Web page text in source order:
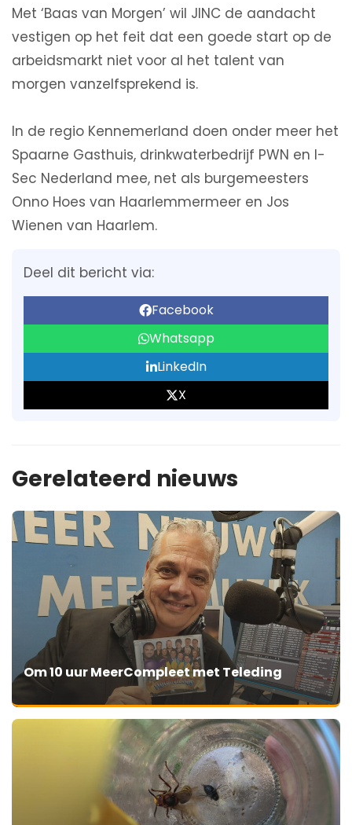
Met ‘Baas van Morgen’ wil JINC de aandacht
vestigen op het feit dat een goede start op de
arbeidsmarkt niet voor al het talent van
morgen vanzelfsprekend is.
In de regio Kennemerland doen onder meer het
Spaarne Gasthuis, drinkwaterbedrijf PWN en I-
Sec Nederland mee, net als burgemeesters
Onno Hoes van Haarlemmermeer en Jos
Wienen van Haarlem.
Deel dit bericht via:
Facebook
Whatsapp
LinkedIn
X
Gerelateerd nieuws
Om 10 uur MeerCompleet met Teleding